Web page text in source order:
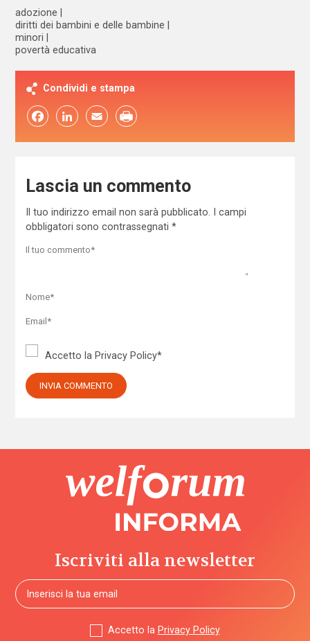
adozione
diritti dei bambini e delle bambine
minori
povertà educativa
Condividi e stampa
FacebookLinkedIn Email
Lascia un commento
Il tuo indirizzo email non sarà pubblicato.
I campi
obbligatori sono contrassegnati *
Accetto la Privacy Policy*
Iscriviti alla newsletter
Accetto la Privacy Policy